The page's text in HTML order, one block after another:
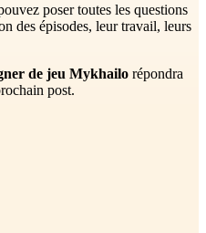
poser toutes les questions
des épisodes, leur travail, leurs
de jeu Mykhailo répondra
post.